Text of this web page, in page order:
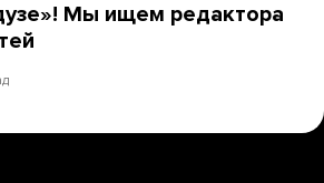
Мы ищем редактора